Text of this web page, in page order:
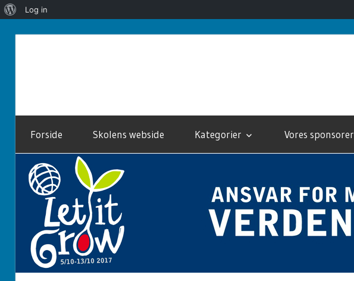
It
Grow
Forside Skolens webside Kategorier Vores sponsorer
OmLog in